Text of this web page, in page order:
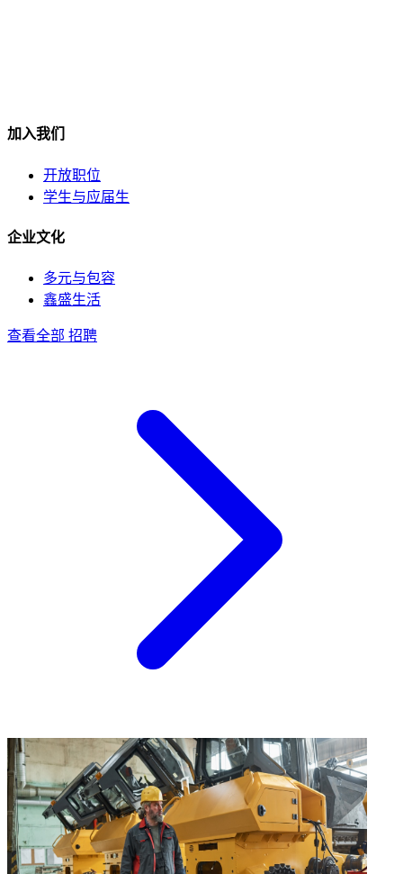
加入我们
开放职位
学生与应届生
企业文化
多元与包容
鑫盛生活
查看全部 招聘